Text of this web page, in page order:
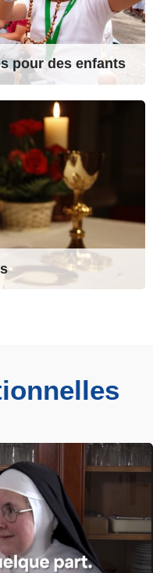
pour des enfants